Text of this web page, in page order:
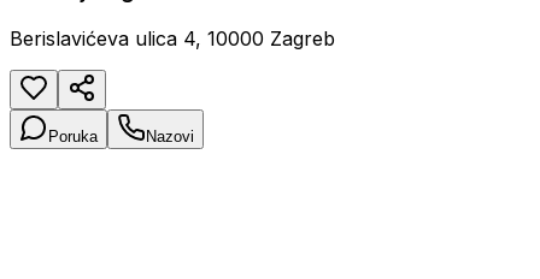
Berislavićeva ulica 4, 10000 Zagreb
Poruka Nazovi